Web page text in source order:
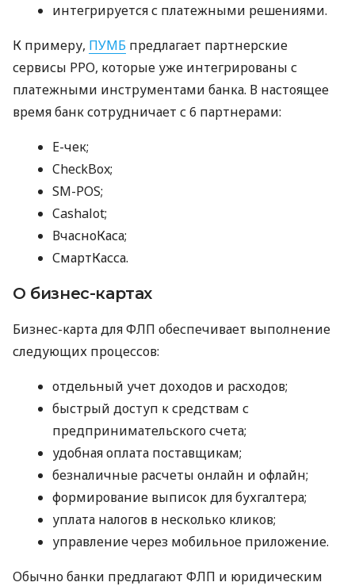
интегрируется с платежными решениями.
К примеру, ПУМБ предлагает партнерские
сервисы РРО, которые уже интегрированы с
платежными инструментами банка. В настоящее
время банк сотрудничает с 6 партнерами:
E-чек;
CheckBox;
SM-POS;
Cashalot;
ВчасноКаса;
СмартКасса.
О бизнес-картах
Бизнес-карта для ФЛП обеспечивает выполнение
следующих процессов:
отдельный учет доходов и расходов;
быстрый доступ к средствам с
предпринимательского счета;
удобная оплата поставщикам;
безналичные расчеты онлайн и офлайн;
формирование выписок для бухгалтера;
уплата налогов в несколько кликов;
управление через мобильное приложение.
Обычно банки предлагают ФЛП и юридическим